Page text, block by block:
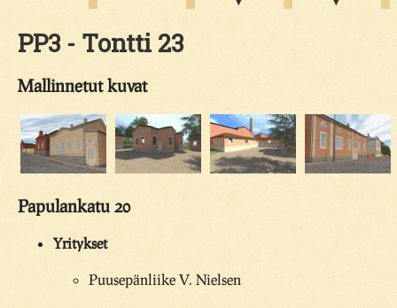
PP3 - Tontti 23
Mallinnetut kuvat
Papulankatu 20
Yritykset
Puusepänliike V. Nielsen